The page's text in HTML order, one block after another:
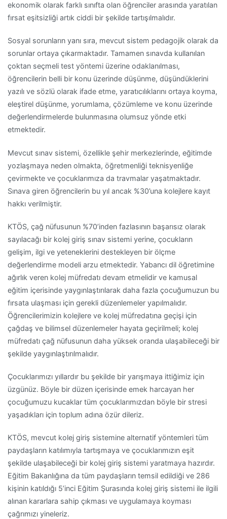
ekonomik olarak farklı sınıfta olan öğrenciler arasında yaratılan
fırsat eşitsizliği artık ciddi bir şekilde tartışılmalıdır.
Sosyal sorunların yanı sıra, mevcut sistem pedagojik olarak da
sorunlar ortaya çıkarmaktadır. Tamamen sınavda kullanılan
çoktan seçmeli test yöntemi üzerine odaklanılması,
öğrencilerin belli bir konu üzerinde düşünme, düşündüklerini
yazılı ve sözlü olarak ifade etme, yaratıcılıklarını ortaya koyma,
eleştirel düşünme, yorumlama, çözümleme ve konu üzerinde
değerlendirmelerde bulunmasına olumsuz yönde etki
etmektedir.
Mevcut sınav sistemi, özellikle şehir merkezlerinde, eğitimde
yozlaşmaya neden olmakta, öğretmenliği teknisyenliğe
çevirmekte ve çocuklarımıza da travmalar yaşatmaktadır.
Sınava giren öğrencilerin bu yıl ancak %30’una kolejlere kayıt
hakkı verilmiştir.
KTÖS, çağ nüfusunun %70’inden fazlasının başarısız olarak
sayılacağı bir kolej giriş sınav sistemi yerine, çocukların
gelişim, ilgi ve yeteneklerini destekleyen bir ölçme
değerlendirme modeli arzu etmektedir. Yabancı dil öğretimine
ağırlık veren kolej müfredatı devam etmelidir ve kamusal
eğitim içerisinde yaygınlaştırılarak daha fazla çocuğumuzun bu
fırsata ulaşması için gerekli düzenlemeler yapılmalıdır.
Öğrencilerimizin kolejlere ve kolej müfredatına geçişi için
çağdaş ve bilimsel düzenlemeler hayata geçirilmeli; kolej
müfredatı çağ nüfusunun daha yüksek oranda ulaşabileceği bir
şekilde yaygınlaştırılmalıdır.
Çocuklarımızı yıllardır bu şekilde bir yarışmaya ittiğimiz için
üzgünüz. Böyle bir düzen içerisinde emek harcayan her
çocuğumuzu kucaklar tüm çocuklarımızdan böyle bir stresi
yaşadıkları için toplum adına özür dileriz.
KTÖS, mevcut kolej giriş sistemine alternatif yöntemleri tüm
paydaşların katılımıyla tartışmaya ve çocuklarımızın eşit
şekilde ulaşabileceği bir kolej giriş sistemi yaratmaya hazırdır.
Eğitim Bakanlığına da tüm paydaşların temsil edildiği ve 286
kişinin katıldığı 5’inci Eğitim Şurasında kolej giriş sistemi ile ilgili
alınan kararlara sahip çıkması ve uygulamaya koyması
çağrımızı yineleriz.